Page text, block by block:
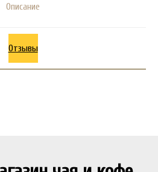
Описание
Отзывы